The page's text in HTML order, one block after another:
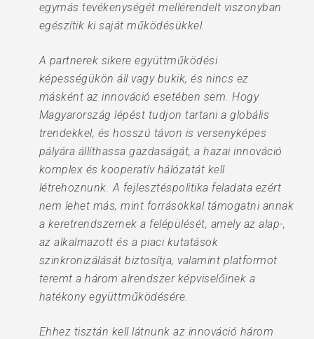
egymás tevékenységét mellérendelt viszonyban
egészítik ki saját működésükkel.
A partnerek sikere együttműködési
képességükön áll vagy bukik, és nincs ez
másként az innováció esetében sem. Hogy
Magyarország lépést tudjon tartani a globális
trendekkel, és hosszú távon is versenyképes
pályára állíthassa gazdaságát, a hazai innováció
komplex és kooperatív hálózatát kell
létrehoznunk. A fejlesztéspolitika feladata ezért
nem lehet más, mint forrásokkal támogatni annak
a keretrendszernek a felépülését, amely az alap-,
az alkalmazott és a piaci kutatások
szinkronizálását biztosítja, valamint platformot
teremt a három alrendszer képviselőinek a
hatékony együttműködésére.
Ehhez tisztán kell látnunk az innováció három